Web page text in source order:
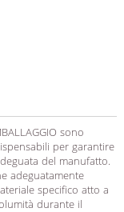
sono
per garantire
del manufatto.
adeguatamente
specifico atto a
durante il